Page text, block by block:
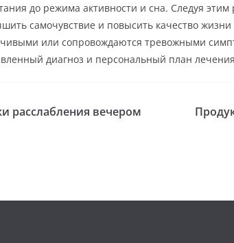
до режима активности и сна. Следуя
самочувствие и повысить качество
или сопровождаются тревожными
диагноз и персональный план
расслабления вечером